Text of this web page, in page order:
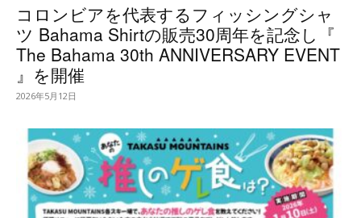
コロンビアを代表するフィッシングシャ
ツ Bahama Shirtの販売30周年を記念し『
The Bahama 30th ANNIVERSARY EVENT
』を開催
2026年5月12日